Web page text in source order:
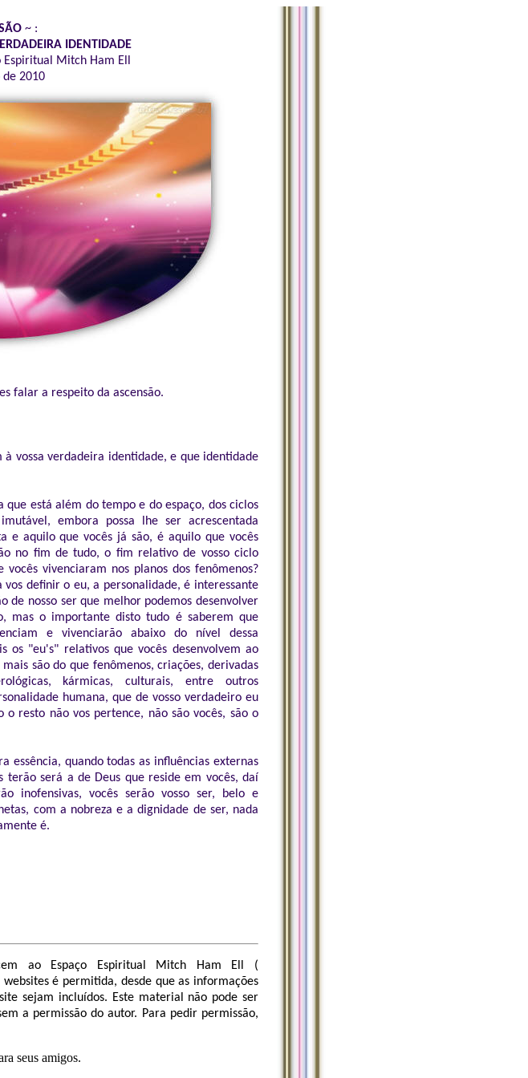
~ :
IDENTIDADE
Mitch Ham Ell
2010
falar a respeito da ascensão.
à vossa verdadeira identidade, e que identidade
que está além do tempo e do espaço, dos ciclos
embora possa lhe ser acrescentada
e aquilo que vocês já são, é aquilo que vocês
no fim de tudo, o fim relativo de vosso ciclo
vivenciaram nos planos dos fenômenos?
definir o eu, a personalidade, é interessante
de nosso ser que melhor podemos desenvolver
mas o importante disto tudo é saberem que
e vivenciarão abaixo do nível dessa
os "eu's" relativos que vocês desenvolvem ao
são do que fenômenos, criações, derivadas
kármicas, culturais, entre outros
humana, que de vosso verdadeiro eu
resto não vos pertence, não são vocês, são o
essência, quando todas as influências externas
será a de Deus que reside em vocês, daí
inofensivas, vocês serão vosso ser, belo e
com a nobreza e a dignidade de ser, nada
é.
ao Espaço Espiritual Mitch Ham Ell (
é permitida, desde que as informações
sejam incluídos. Este material não pode ser
a permissão do autor. Para pedir permissão,
seus amigos.